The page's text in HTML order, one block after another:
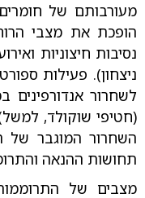
מעורבותם של
הופכת את מצבי
נסיבות חיצוניות
ניצחון). פעילות
לשחרור אנדורפינים
(חטיפי שוקולד,
השחרור המוגבר של
תחושות ההנאה
מצבים של